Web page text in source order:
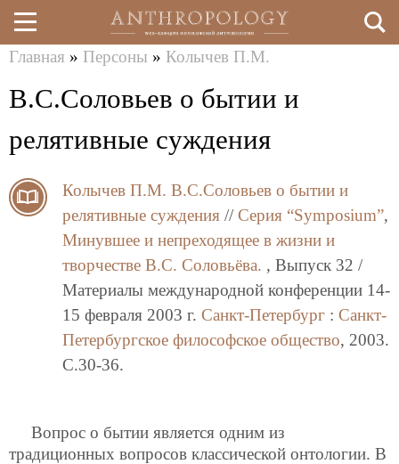
Перейти
к
здесь
Главная » Персоны » Колычев П.М.
В.С.Соловьев о бытии и
релятивные суждения
Колычев П.М. В.С.Соловьев о бытии и
релятивные суждения // Серия “Symposium”,
Минувшее и непреходящее в жизни и
творчестве В.С. Соловьёва. , Выпуск 32 /
Материалы международной конференции 14-
15 февраля 2003 г. Санкт-Петербург : Санкт-
Петербургское философское общество, 2003.
C.30-36.
Вопрос о бытии является одним из
традиционных вопросов классической онтологии. В